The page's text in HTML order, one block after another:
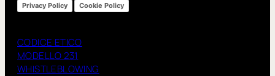
Privacy Policy Cookie Policy
CODICE ETICO
MODELLO 231
WHISTLEBLOWING